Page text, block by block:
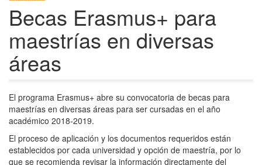
Becas Erasmus+ para
maestrías en diversas
áreas
El programa Erasmus+ abre su convocatoria de becas para
maestrías en diversas áreas para ser cursadas en el año
académico 2018-2019.
El proceso de aplicación y los documentos requeridos están
establecidos por cada universidad y opción de maestría, por lo
que se recomienda revisar la información directamente del